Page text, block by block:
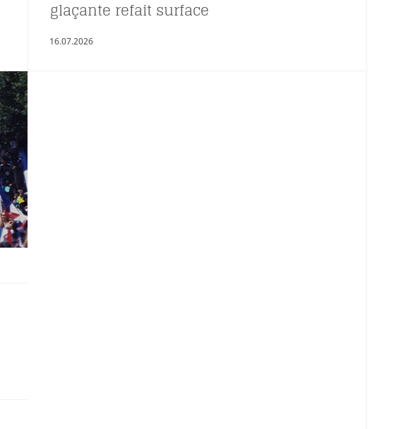
glaçante refait surface
16.07.2026